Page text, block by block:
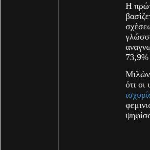
Η
ότι